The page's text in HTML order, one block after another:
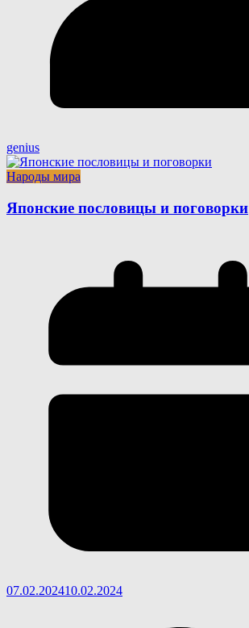
genius
Народы мира
Японские пословицы и поговорки
07.02.202410.02.2024